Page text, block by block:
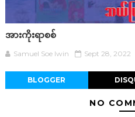
အားကိုးရာစစ်
Samuel Soe lwin Sept 28, 2022
BLOGGER
NO